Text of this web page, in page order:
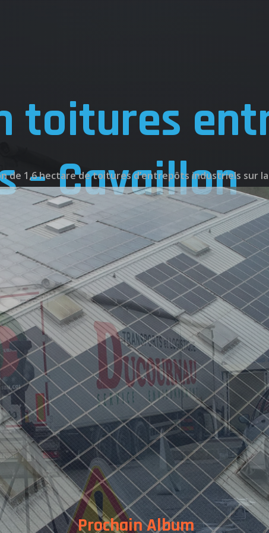
DIFFERENTES
REALISATIONS
DERRIERE
CONTACTER
toitures
– Cavaillon
de 1,6 hectare de toitures d’entrepôts industriels sur
Prochain Album